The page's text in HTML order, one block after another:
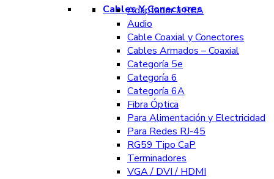
Cables Y Conectores
Adaptador a RCA
Audio
Cable Coaxial y Conectores
Cables Armados – Coaxial
Categoría 5e
Categoría 6
Categoría 6A
Fibra Óptica
Para Alimentación y Electricidad
Para Redes RJ-45
RG59 Tipo CaP
Terminadores
VGA / DVI / HDMI